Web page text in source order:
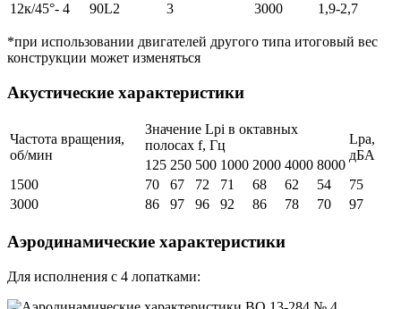
12к/45°- 4
90L2 3 3000 1,9-2,7
*при использовании двигателей другого типа итоговый вес
конструкции может изменяться
Акустические характеристики
Частота вращения,
об/мин
Значение Lpi в октавных
полосах f, Гц
Lpa,
дБА
125 250 500 1000 2000 4000 8000
1500
70 67 72 71 68 62 54
75
3000
86 97 96 92 86 78 70 97
Аэродинамические характеристики
Для исполнения с 4 лопатками: